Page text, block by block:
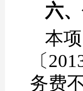
六
本
〔
务费